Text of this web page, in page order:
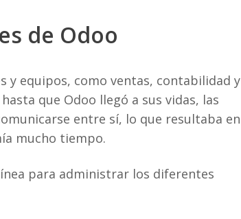
de Odoo
y equipos, como ventas, contabilidad y
que Odoo llegó a sus vidas, las
entre sí, lo que resultaba en
mucho tiempo.
para administrar los diferentes